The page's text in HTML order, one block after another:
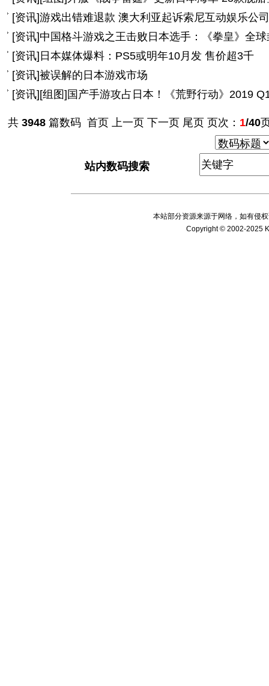
[资讯]游戏出错难退款 澳大利亚起诉索尼互动娱乐公司
[资讯]中国格斗游戏之王击败日本选手：《拳皇》全球
[资讯] 日本媒体爆料：PS5或明年10月发 售价超3千
[资讯]被误解的日本游戏市场
[资讯] [组图] 国产手游攻占日本！《荒野行动》2019
共 3948 篇数码 首页 上一页 下一页 尾页 页次： 1/40
站内数码搜索